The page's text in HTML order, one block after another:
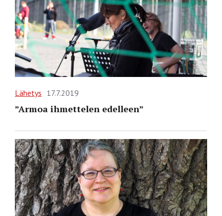
Lähetys 17.7.2019
”Armoa ihmettelen edelleen”